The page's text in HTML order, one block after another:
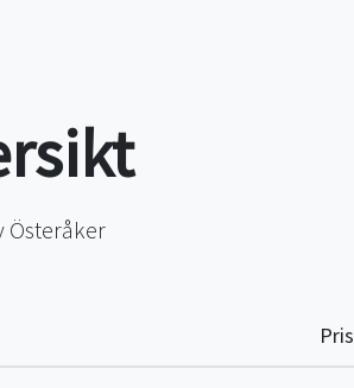
Österåker
Pris